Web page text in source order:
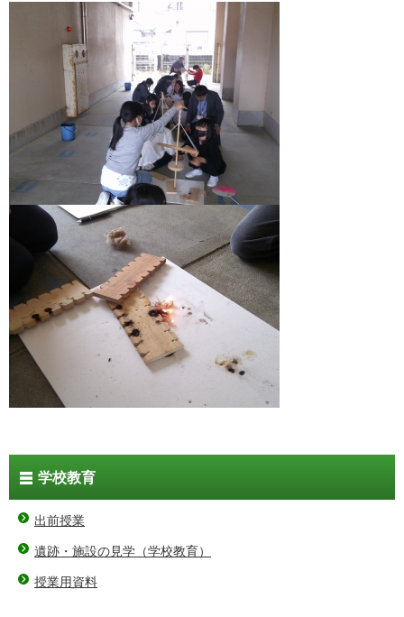
学校教育
出前授業
遺跡・施設の見学（学校教育）
授業用資料